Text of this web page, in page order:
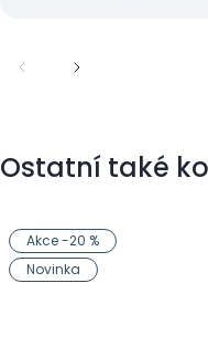
Ostatní také
Akce -20 %
Novinka